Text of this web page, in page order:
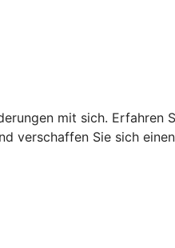
mit sich. Erfahren
verschaffen Sie sich